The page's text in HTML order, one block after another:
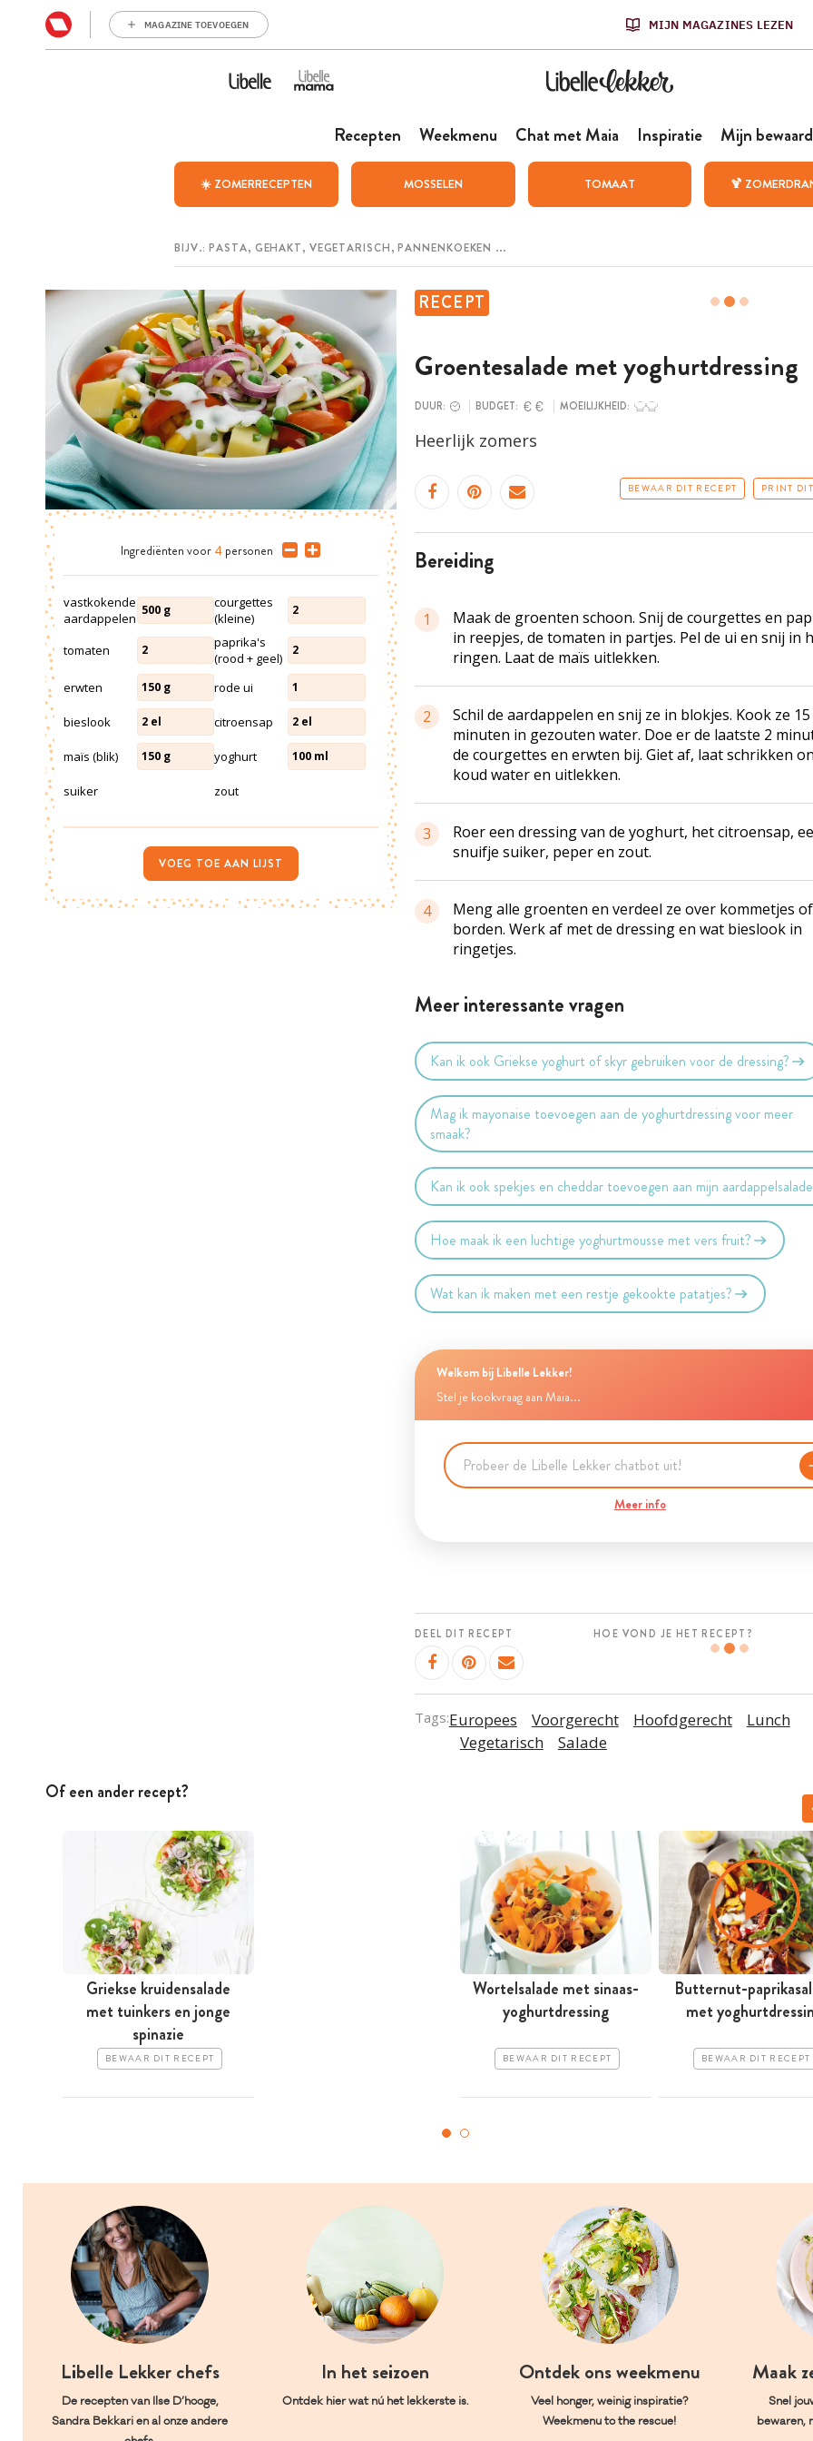
MAGAZINE TOEVOEGEN MIJN MAGAZINES LEZEN
Recepten Weekmenu Chat met Maia Inspiratie Mijn
☀️ ZOMERRECEPTEN MOSSELEN TOMAAT 🍹
RECEPT
Groentesalade met yoghurtdressing
DUUR: BUDGET: MOEILIJKHEID:
Heerlijk zomers
BEWAAR DIT RECEPT PRINT
bereiding
1
Maak de groenten schoon. Snij de courgettes en
in reepjes, de tomaten in partjes. Pel de ui en snij in
ringen. Laat de maïs uitlekken.
2
Schil de aardappelen en snij ze in blokjes. Kook ze 15
minuten in gezouten water. Doe er de laatste 2
de courgettes en erwten bij. Giet af, laat schrikken
koud water en uitlekken.
3
Roer een dressing van de yoghurt, het citroensap,
snuifje suiker, peper en zout.
4
Meng alle groenten en verdeel ze over kommetjes of
borden. Werk af met de dressing en wat bieslook in
ringetjes.
Meer interessante vragen
Kan ik ook Griekse yoghurt of skyr gebruiken voor de dressing?
Mag ik mayonaise toevoegen aan de yoghurtdressing voor meer
smaak?
Kan ik ook spekjes en cheddar toevoegen aan mijn
Hoe maak ik een luchtige yoghurtmousse met vers fruit?
Wat kan ik maken met een restje gekookte patatjes?
Welkom bij Libelle Lekker!
Stel je kookvraag aan Maia...
Meer info
DEEL DIT RECEPT HOE VOND JE HET RECEPT?
Tags:Europees Voorgerecht Hoofdgerecht
Lunch
Vegetarisch
Salade
Ingrediënten voor 4 personen
vastkokende
aardappelen 500 g
courgettes
(kleine)
2
tomaten 2
paprika's
(rood + geel)
2
erwten 150 g rode ui 1
bieslook 2 el citroensap 2 el
maïs (blik) 150 g yoghurt 100 ml
suiker zout
VOEG TOE AAN LIJST
Of een ander recept?
Griekse kruidensalade
met tuinkers en jonge
spinazie
BEWAAR DIT RECEPT
Wortelsalade met sinaas-
yoghurtdressing
BEWAAR DIT RECEPT
Butternut-
met
BEWAAR DIT RECEPT
Libelle Lekker chefs
De recepten van Ilse D’hooge,
Sandra Bekkari en al onze andere
In het seizoen
Ontdek hier wat nú het lekkerste is.
Ontdek ons weekmenu
Veel honger, weinig inspiratie?
Weekmenu to the rescue!
Maak
Snel
bewaren,